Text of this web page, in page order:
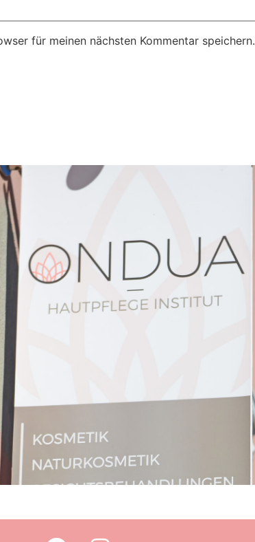
für meinen nächsten Kommentar speichern.